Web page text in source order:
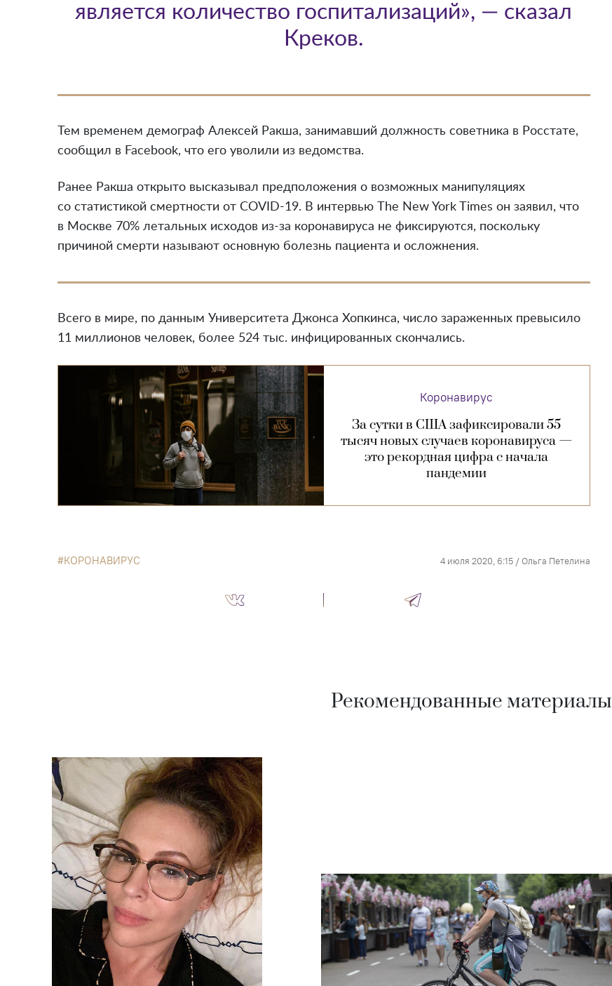
является количество госпитализаций», — сказал
Креков.
Тем временем демограф Алексей Ракша, занимавший должность советника в Росстате,
сообщил в Facebook, что его уволили из ведомства.
Ранее Ракша открыто высказывал предположения о возможных манипуляциях
со статистикой смертности от COVID-19. В интервью The New York Times он заявил, что
в Москве 70% летальных исходов из-за коронавируса не фиксируются, поскольку
причиной смерти называют основную болезнь пациента и осложнения.
Всего в мире, по данным Университета Джонса Хопкинса, число зараженных превысило
11 миллионов человек, более 524 тыс. инфицированных скончались.
Коронавирус
За сутки в США зафиксировали 55
тысяч новых случаев коронавируса —
это рекордная цифра с начала
пандемии
КОРОНАВИРУС 4 июля 2020, 6:15 / Ольга Петелина
Рекомендованные материалы